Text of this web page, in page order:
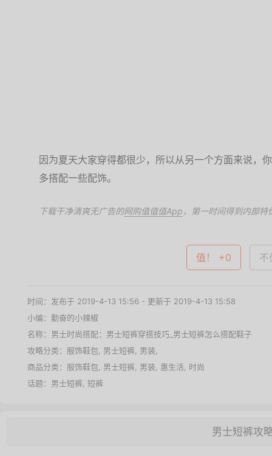
因为夏天大家穿得都很少，所以从另一个方面来说，
多搭配一些配饰。
下载干净清爽无广告的网购值值值App ，第一时间得到内部特
值！ +0 不
时间：发布于 2019-4-13 15:56 - 更新于 2019-4-13 15:58
小编：勤奋的小辣椒
名称： 男士时尚搭配：男士短裤穿搭技巧_男士短裤怎么搭配鞋子
攻略分类： 服饰鞋包 男士短裤 男装
商品分类： 服饰鞋包 男士短裤 男装 惠生活 时尚
话题： 男士短裤 短裤
男士短裤攻